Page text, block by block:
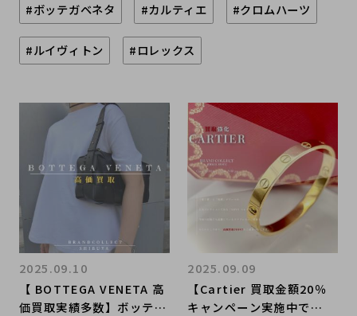
#ボッテガベネタ #カルティエ #クロムハーツ
#ルイヴィトン #ロレックス
【 BOTTEGA VENETA 高
価買取実績多数】ボッテガ
2025.09.10
【Cartier 買取金額20％
キャンペーン実施中で
2025.09.09